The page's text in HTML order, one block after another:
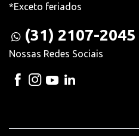
*Exceto feriados
(31) 2107-2045
Nossas Redes Sociais